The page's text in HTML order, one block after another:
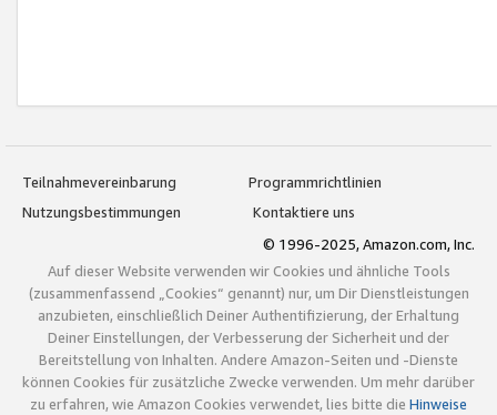
Teilnahmevereinbarung
Programmrichtlinien
Nutzungsbestimmungen
Kontaktiere uns
© 1996-2025, Amazon.com, Inc.
Auf dieser Website verwenden wir Cookies und ähnliche Tools
(zusammenfassend „Cookies“ genannt) nur, um Dir Dienstleistungen
anzubieten, einschließlich Deiner Authentifizierung, der Erhaltung
Deiner Einstellungen, der Verbesserung der Sicherheit und der
Bereitstellung von Inhalten. Andere Amazon-Seiten und -Dienste
können Cookies für zusätzliche Zwecke verwenden. Um mehr darüber
zu erfahren, wie Amazon Cookies verwendet, lies bitte die Hinweise